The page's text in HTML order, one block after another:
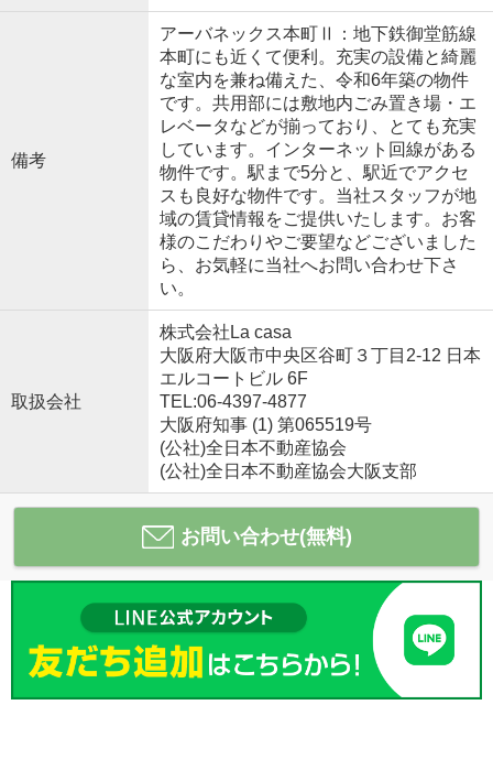
備考
アーバネックス本町Ⅱ：地下鉄御堂筋線
本町にも近くて便利。充実の設備と綺麗
な室内を兼ね備えた、令和6年築の物件
です。共用部には敷地内ごみ置き場・エ
レベータなどが揃っており、とても充実
しています。インターネット回線がある
物件です。駅まで5分と、駅近でアクセ
スも良好な物件です。当社スタッフが地
域の賃貸情報をご提供いたします。お客
様のこだわりやご要望などございました
ら、お気軽に当社へお問い合わせ下さ
い。
取扱会社
株式会社La casa
大阪府大阪市中央区谷町３丁目2-12 日本
エルコートビル 6F
TEL:06-4397-4877
大阪府知事 (1) 第065519号
(公社)全日本不動産協会
(公社)全日本不動産協会大阪支部
お問い合わせ(無料)